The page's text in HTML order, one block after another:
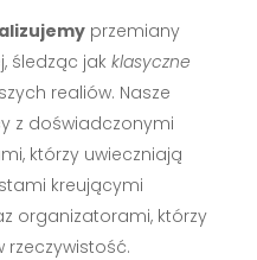
przemiany
śledząc jakklasyczne
realiów. Nasze
z doświadczonymi
którzy uwieczniają
kreującymi
organizatorami, którzy